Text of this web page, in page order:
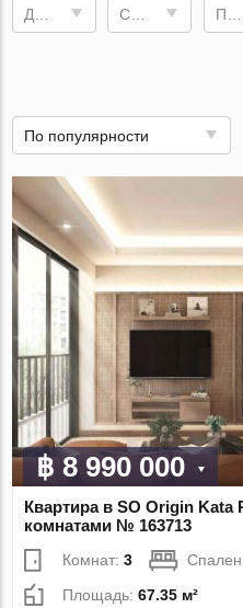
По популярности
฿ 8 990 000
Квартира в SO Origin Kata
комнатами № 163713
Комнат:3
Площадь:67.35 м²